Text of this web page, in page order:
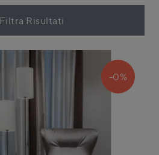
Filtra Risultati
-0%